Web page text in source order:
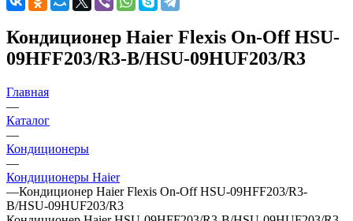
Кондиционер Haier Flexis On-Off HSU-
09HFF203/R3-B/HSU-09HUF203/R3
Главная
—
Каталог
—
Кондиционеры
—
Кондиционеры Haier
—Кондиционер Haier Flexis On-Off HSU-09HFF203/R3-
B/HSU-09HUF203/R3